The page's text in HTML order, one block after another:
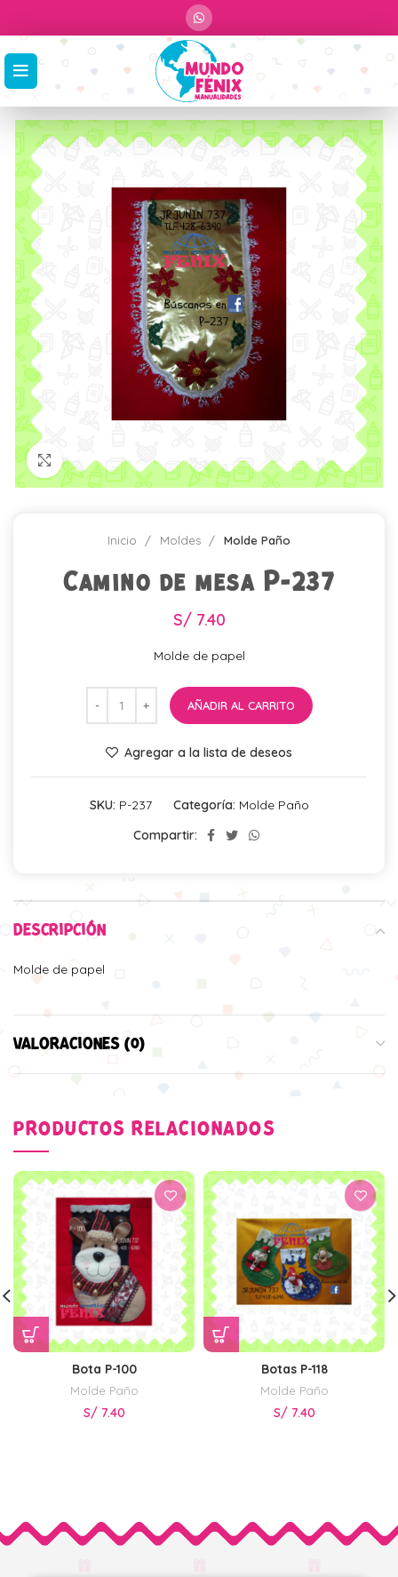
Click para agrandar
Inicio Moldes Molde Paño
Camino de mesa P-237
S/7.40
Molde de papel
AÑADIR AL CARRITO
Agregar a la lista de deseos
SKU: P-237 Categoría: Molde Paño
Compartir:
DESCRIPCIÓN
Molde de papel
VALORACIONES (0)
PRODUCTOS RELACIONADOS
Bota P-100
Molde Paño
S/7.40
Botas P-118
Molde Paño
S/7.40